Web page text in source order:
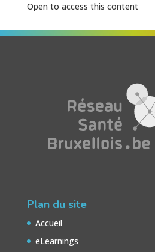
Open to access this content
Plan du site
Accueil
eLearnings